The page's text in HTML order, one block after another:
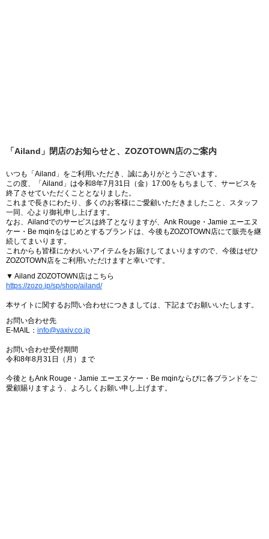
「Ailand」閉店のお知らせと、ZOZOTOWN店のご案内
いつも「Ailand」をご利用いただき、誠にありがとうございます。
この度、「Ailand」は令和8年7月31日（金）17:00をもちまして、サービスを
終了させていただくこととなりました。
これまで長きにわたり、多くのお客様にご愛顧いただきましたこと、スタッフ
一同、心より御礼申し上げます。
なお、Ailandでのサービスは終了となりますが、Ank Rouge・Jamie エーエヌ
ケー・Be mqinをはじめとするブランドは、今後もZOZOTOWN店にて販売を継
続してまいります。
これからも皆様にかわいいアイテムをお届けしてまいりますので、今後はぜひ
ZOZOTOWN店をご利用いただけますと幸いです。
▼ Ailand ZOZOTOWN店はこちら
https://zozo.jp/sp/shop/ailand/
本サイトに関するお問い合わせにつきましては、下記までお願いいたします。
お問い合わせ先
E-MAIL： info@vaxiv.co.jp
お問い合わせ受付期間
令和8年8月31日（月）まで
今後ともAnk Rouge・Jamie エーエヌケー・Be mqinならびに各ブランドをご
愛顧賜りますよう、よろしくお願い申し上げます。